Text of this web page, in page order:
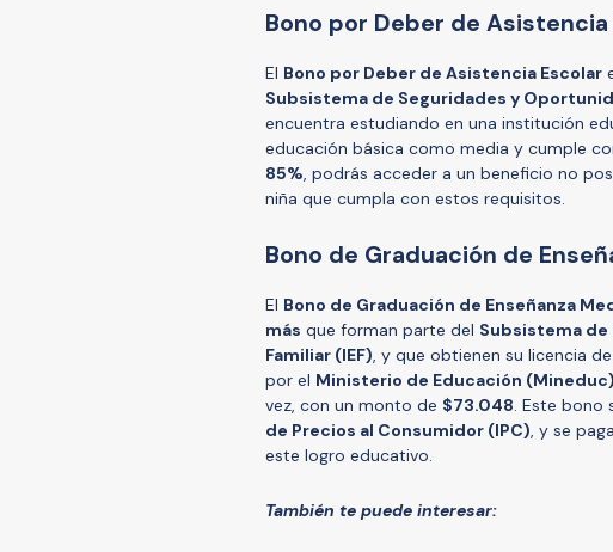
Bono por Deber de Asistencia
El Bono por Deber de Asistencia Escolar
Subsistema de Seguridades y
encuentra estudiando en una institución
educación básica como media y cumple
85%, podrás acceder a un beneficio no
niña que cumpla con estos requisitos.
Bono de Graduación de
El Bono de Graduación de Enseñanza
más que forman parte del Subsistema
Familiar (IEF), y que obtienen su licencia
por el Ministerio de Educación (Mineduc)
vez, con un monto de $73.048. Este bono
de Precios al Consumidor (IPC), y se
este logro educativo.
También te puede interesar: